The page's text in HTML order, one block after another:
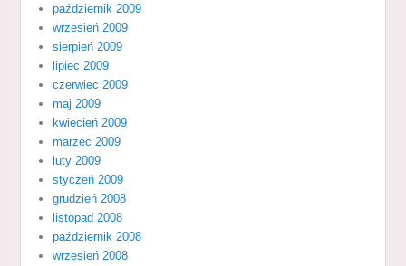
październik 2009
wrzesień 2009
sierpień 2009
lipiec 2009
czerwiec 2009
maj 2009
kwiecień 2009
marzec 2009
luty 2009
styczeń 2009
grudzień 2008
listopad 2008
październik 2008
wrzesień 2008